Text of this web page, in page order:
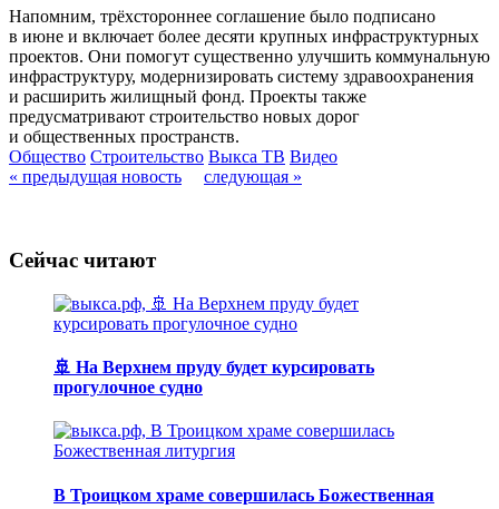
Напомним, трёхстороннее соглашение было подписано
в июне и включает более десяти крупных инфраструктурных
проектов. Они помогут существенно улучшить коммунальную
инфраструктуру, модернизировать систему здравоохранения
и расширить жилищный фонд. Проекты также
предусматривают строительство новых дорог
и общественных пространств.
Общество Строительство Выкса ТВ Видео
« предыдущая новость
следующая »
Сейчас читают
🚢 На Верхнем пруду будет курсировать
прогулочное судно
В Троицком храме совершилась Божественная